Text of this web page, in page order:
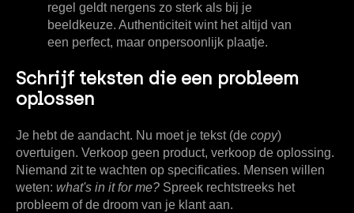
regel geldt nergens zo sterk als bij je
beeldkeuze. Authenticiteit wint het altijd van
een perfect, maar onpersoonlijk plaatje.
Schrijf teksten die een probleem
oplossen
Je hebt de aandacht. Nu moet je tekst (de copy)
overtuigen. Verkoop geen product, verkoop de oplossing.
Niemand zit te wachten op specificaties. Mensen willen
weten: what's in it for me? Spreek rechtstreeks het
probleem of de droom van je klant aan.